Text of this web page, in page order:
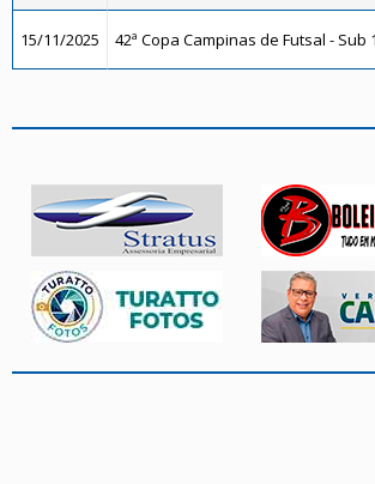
15/11/2025 42ª Copa Campinas de Futsal - Sub